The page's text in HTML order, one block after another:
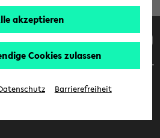
akzeptieren
Cookies zulassen
Barrierefreiheit